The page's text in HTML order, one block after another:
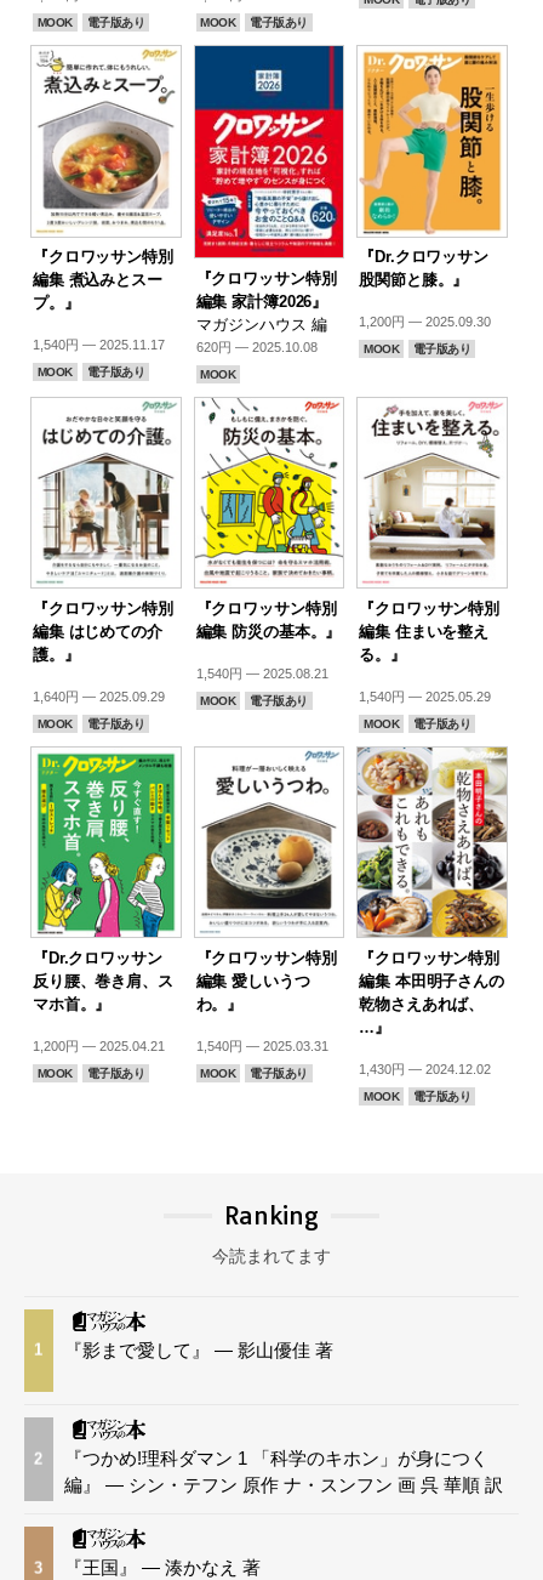
MOOK 電子版あり MOOK 電子版あり
『クロワッサン特別
編集 煮込みとスー
プ。』
1,540円 — 2025.11.17
MOOK 電子版あり
『クロワッサン特別
編集 家計簿2026』
マガジンハウス 編
620円 — 2025.10.08
MOOK
『Dr.クロワッサン
股関節と膝。』
1,200円 — 2025.09.30
MOOK 電子版あり
『クロワッサン特別
編集 はじめての介
護。』
1,640円 — 2025.09.29
MOOK 電子版あり
『クロワッサン特別
編集 防災の基本。』
1,540円 — 2025.08.21
MOOK 電子版あり
『クロワッサン特別
編集 住まいを整え
る。』
1,540円 — 2025.05.29
MOOK 電子版あり
『Dr.クロワッサン
反り腰、巻き肩、ス
マホ首。』
1,200円 — 2025.04.21
MOOK 電子版あり
『クロワッサン特別
編集 愛しいうつ
わ。』
1,540円 — 2025.03.31
MOOK 電子版あり
『クロワッサン特別
編集 本田明子さんの
乾物さえあれば、
…』
1,430円 — 2024.12.02
MOOK 電子版あり
Ranking
今読まれてます
1 『影まで愛して』 — 影山優佳 著
2
『つかめ!理科ダマン 1 「科学のキホン」が身につく
編』 — シン・テフン 原作 ナ・スンフン 画 呉 華順 訳
3 『王国』 — 湊かなえ 著